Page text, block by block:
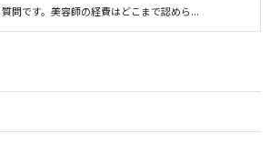
問です。美容師の経費はどこまで認めら...